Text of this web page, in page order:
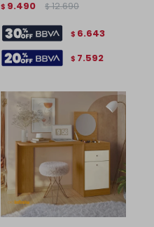
$ 9.490 $ 12.690
$ 6.643
$ 7.592